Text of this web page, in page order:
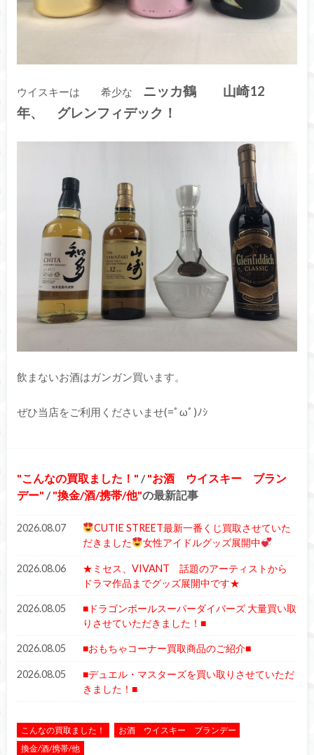
ウイスキーは 希少な ニッカ鶴 山崎12
年、 グレンフィデック！
飲まないお酒はガンガン買います。
ぜひ当店をご利用くださいませ(=ﾟωﾟ)ﾉｼ
こんなの買取ました！ / お酒 ウイスキー ブラン
デー / 換金/酒/携帯/他 の最新記事
2026.08.07
CUTIE STREET最新一番くじ買取させていた
だきました
女性アイドルグッズ展開中
2026.08.06
★ミセス、VIVANT 話題のアーティストから
ドラマ作品までグッズ展開中です★
2026.08.05
■ドラゴンボールスーパーダイバーズ 大量買い取
りさせていただきました！■
2026.08.05 ■おもちゃコーナー買取商品のご紹介■
2026.08.05
■デュエル・マスターズを買い取りさせていただ
きました！■
こんなの買取ました！
お酒 ウイスキー ブランデー
換金/酒/携帯/他